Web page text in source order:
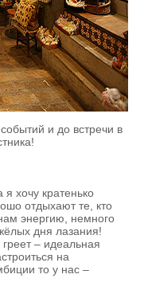
и до встречи в
я хочу кратенько
отдыхают те, кто
энергию, немного
дня лазания!
– идеальная
на
то у нас –